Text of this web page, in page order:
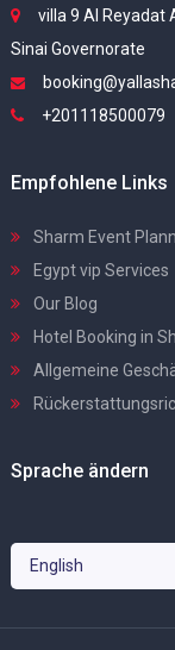
villa 9 Al Reyadat
Sinai Governorate
+201118500079
Empfohlene Links
Sharm Event
Egypt vip Services
Our Blog
Hotel Booking in
Allgemeine
Sprache ändern